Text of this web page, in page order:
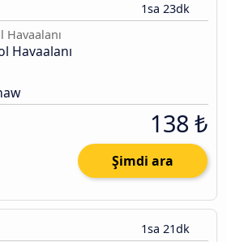
1sa 23dk
Havaalanı
Havaalanı
138 ₺
Şimdi ara
1sa 21dk